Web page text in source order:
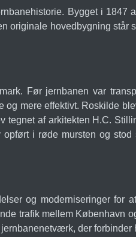
Bygget i 1847
originale hovedbygning står
Før jernbanen var
mere effektivt. Roskilde
tegnet af arkitekten H.C.
i røde mursten og stod
og moderniseringer for
trafik mellem København
der forbinder